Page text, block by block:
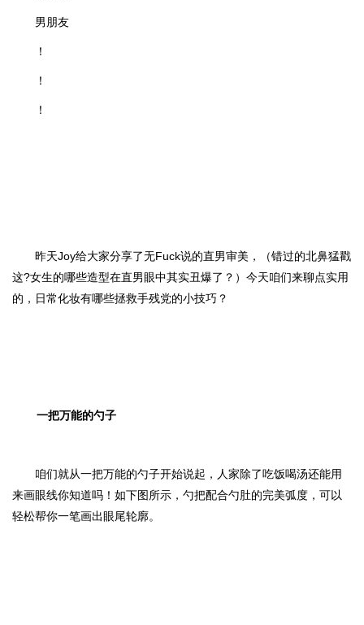
男朋友
！
！
！
昨天Joy给大家分享了无Fuck说的直男审美，（错过的北鼻猛戳
这?女生的哪些造型在直男眼中其实丑爆了？ ）今天咱们来聊点实用
的，日常化妆有哪些拯救手残党的小技巧？
一把万能的勺子
咱们就从一把万能的勺子开始说起，人家除了吃饭喝汤还能用
来画眼线你知道吗！如下图所示，勺把配合勺肚的完美弧度，可以
轻松帮你一笔画出眼尾轮廓。